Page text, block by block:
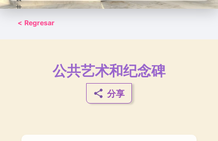
< Regresar
公共艺术和纪念碑
分享